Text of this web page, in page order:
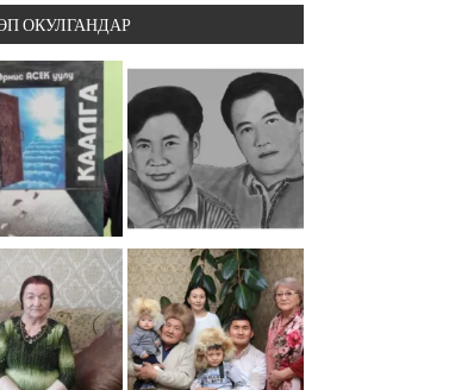
ОКУЛГАНДАР